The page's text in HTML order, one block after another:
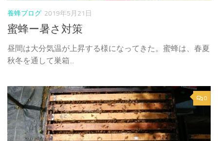
養蜂ブログ 2019年5月21日
蜜蜂ー暑さ対策
昼間は大分気温が上昇する様になってきた。蜜蜂は、春夏
秋冬を通して巣箱...
0